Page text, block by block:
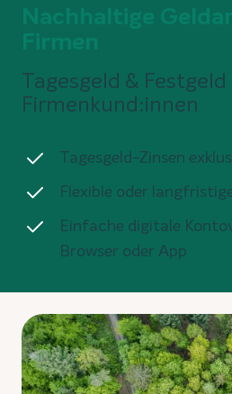
Nachhaltige
Firmen
Tagesgeld &
Firmenkund:innen
Tagesgeld-Zinsen
Flexible oder
Einfache digitale
Browser oder App